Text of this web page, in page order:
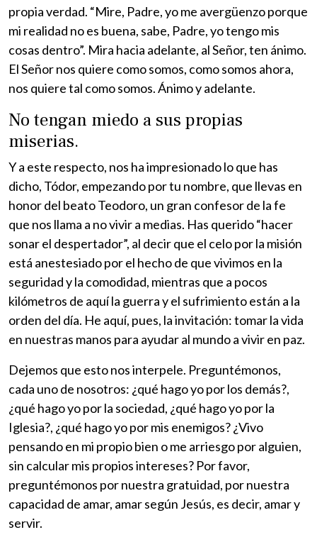
propia verdad. “Mire, Padre, yo me avergüenzo porque
mi realidad no es buena, sabe, Padre, yo tengo mis
cosas dentro”. Mira hacia adelante, al Señor, ten ánimo.
El Señor nos quiere como somos, como somos ahora,
nos quiere tal como somos. Ánimo y adelante.
No tengan miedo a sus propias
miserias.
Y a este respecto, nos ha impresionado lo que has
dicho, Tódor, empezando por tu nombre, que llevas en
honor del beato Teodoro, un gran confesor de la fe
que nos llama a no vivir a medias. Has querido “hacer
sonar el despertador”, al decir que el celo por la misión
está anestesiado por el hecho de que vivimos en la
seguridad y la comodidad, mientras que a pocos
kilómetros de aquí la guerra y el sufrimiento están a la
orden del día. He aquí, pues, la invitación: tomar la vida
en nuestras manos para ayudar al mundo a vivir en paz.
Dejemos que esto nos interpele. Preguntémonos,
cada uno de nosotros: ¿qué hago yo por los demás?,
¿qué hago yo por la sociedad, ¿qué hago yo por la
Iglesia?, ¿qué hago yo por mis enemigos? ¿Vivo
pensando en mi propio bien o me arriesgo por alguien,
sin calcular mis propios intereses? Por favor,
preguntémonos por nuestra gratuidad, por nuestra
capacidad de amar, amar según Jesús, es decir, amar y
servir.